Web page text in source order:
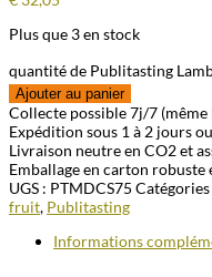
Plus que 3 en stock
quantité de Publitasting
Ajouter au panier
Collecte possible 7j/7 (même
Expédition sous 1 à 2 jours
Livraison neutre en CO2 et
Emballage en carton robuste
UGS : PTMDCS75 Catégories
fruit, Publitasting
Informations